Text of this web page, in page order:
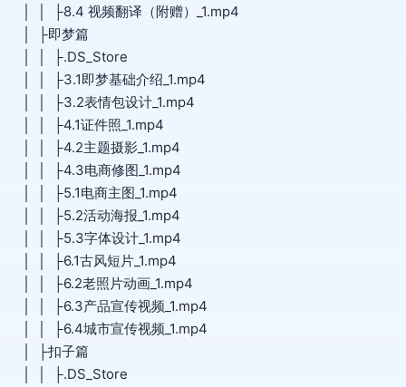
│ │ ├8.4 视频翻译（附赠）_1.mp4
│ ├即梦篇
│ │ ├.DS_Store
│ │ ├3.1即梦基础介绍_1.mp4
│ │ ├3.2表情包设计_1.mp4
│ │ ├4.1证件照_1.mp4
│ │ ├4.2主题摄影_1.mp4
│ │ ├4.3电商修图_1.mp4
│ │ ├5.1电商主图_1.mp4
│ │ ├5.2活动海报_1.mp4
│ │ ├5.3字体设计_1.mp4
│ │ ├6.1古风短片_1.mp4
│ │ ├6.2老照片动画_1.mp4
│ │ ├6.3产品宣传视频_1.mp4
│ │ ├6.4城市宣传视频_1.mp4
│ ├扣子篇
│ │ ├.DS_Store